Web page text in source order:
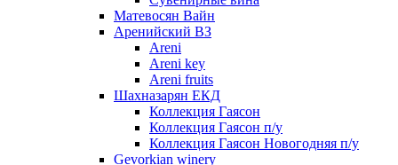
Матевосян Вайн
Аренийский ВЗ
Areni
Areni key
Areni fruits
Шахназарян ЕКД
Коллекция Гаясон
Коллекция Гаясон п/у
Коллекция Гаясон Новогодняя п/у
Gevorkian winery